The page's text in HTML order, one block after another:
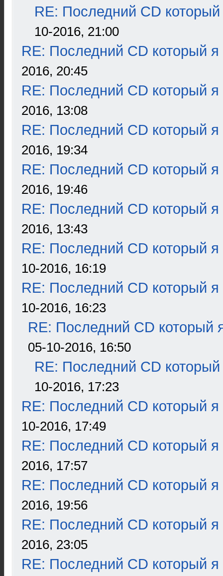
RE: Последний CD который
10-2016, 21:00
RE: Последний CD который я
2016, 20:45
RE: Последний CD который я
2016, 13:08
RE: Последний CD который я
2016, 19:34
RE: Последний CD который я
2016, 19:46
RE: Последний CD который я
2016, 13:43
RE: Последний CD который я
10-2016, 16:19
RE: Последний CD который я
10-2016, 16:23
RE: Последний CD который
05-10-2016, 16:50
RE: Последний CD который
10-2016, 17:23
RE: Последний CD который я
10-2016, 17:49
RE: Последний CD который я
2016, 17:57
RE: Последний CD который я
2016, 19:56
RE: Последний CD который я
2016, 23:05
RE: Последний CD который я